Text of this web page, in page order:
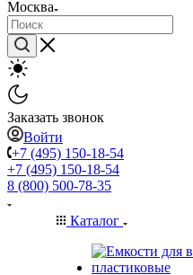
Москва
Заказать звонок
Войти
+7 (495) 150-18-54
+7 (495) 150-18-54
8 (800) 500-78-35
Каталог